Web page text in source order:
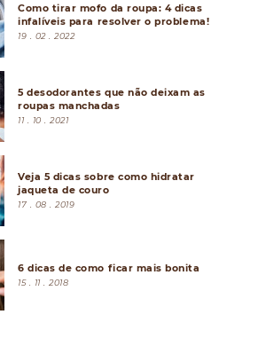
Como tirar mofo da roupa: 4 dicas
infalíveis para resolver o problema!
19 . 02 . 2022
5 desodorantes que não deixam as
roupas manchadas
11 . 10 . 2021
Veja 5 dicas sobre como hidratar
jaqueta de couro
17 . 08 . 2019
6 dicas de como ficar mais bonita
15 . 11 . 2018